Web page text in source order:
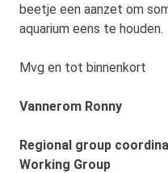
beetje een aanzet om
aquarium eens te houden.
Mvg en tot binnenkort
Vannerom Ronny
Regional group
Working Group